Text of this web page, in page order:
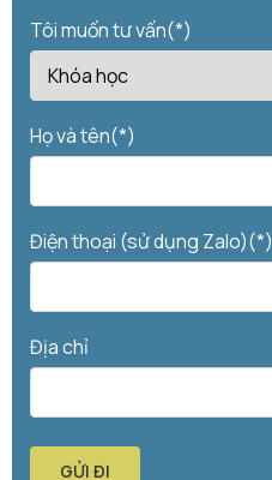
Tôi muốn tư vấn(*)
Họ và tên(*)
Điện thoại (sử dụng Zalo)(*)
Địa chỉ
GỬI ĐI